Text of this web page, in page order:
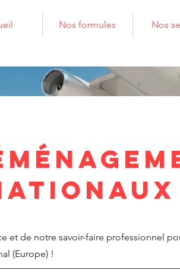
Nos formules Nos
et de notre savoir-faire professionnel
(Europe) !